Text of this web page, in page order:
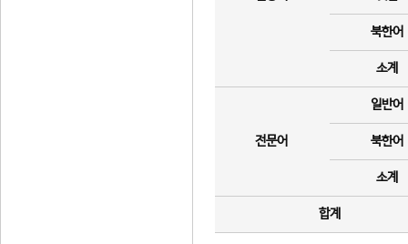
북한어
소계
전문어
일반어
북한어
소계
합계